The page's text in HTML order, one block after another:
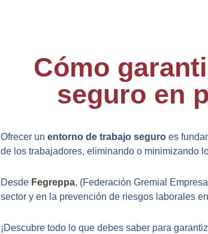
Cómo
seguro en
Ofrecer un entorno de trabajo seguro es
de los trabajadores, eliminando o minimizando
Desde Fegreppa, (Federación Gremial
sector y en la prevención de riesgos laborales
¡Descubre todo lo que debes saber para